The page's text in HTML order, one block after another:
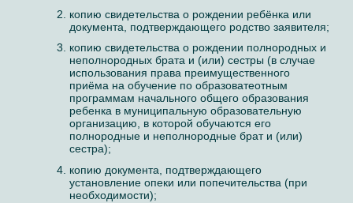
копию свидетельства о рождении ребёнка или
документа, подтверждающего родство заявителя;
копию свидетельства о рождении полнородных и
неполнородных брата и (или) сестры (в случае
использования права преимущественного
приёма на обучение по образоватеотным
программам начального общего образования
ребенка в муниципальную образовательную
организацию, в которой обучаются его
полнородные и неполнородные брат и (или)
сестра);
копию документа, подтверждающего
установление опеки или попечительства (при
необходимости);